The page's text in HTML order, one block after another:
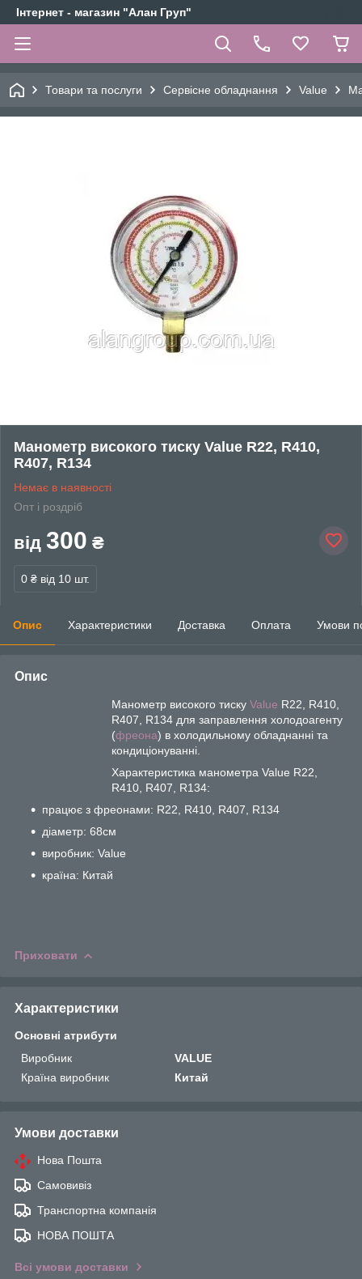
Інтернет - магазин "Алан Груп"
Товари та послуги Сервісне обладнання Value
Манометр високого тиску Value R22, R410,
R407, R134
Немає в наявності
Опт і роздріб
від 300 ₴
0 ₴ від 10 шт.
Опис Характеристики Доставка Оплата Умови
Опис
Манометр високого тиску Value R22, R410,
R407, R134 для заправлення холодоагенту
(фреона) в холодильному обладнанні та
кондиціонуванні.
Характеристика манометра Value R22,
R410, R407, R134:
працює з фреонами: R22, R410, R407, R134
діаметр: 68см
виробник: Value
країна: Китай
Приховати
Характеристики
Основні атрибути
Виробник
VALUE
Країна виробник
Китай
Умови доставки
Нова Пошта
Самовивіз
Транспортна компанія
НОВА ПОШТА
Всі умови доставки